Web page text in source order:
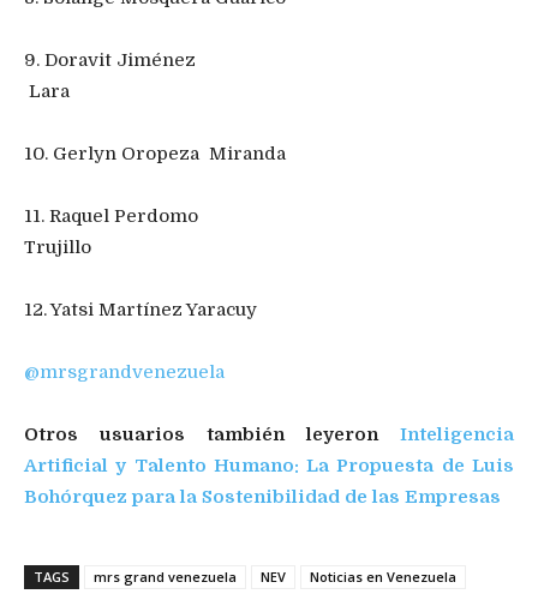
9. Doravit Jiménez
​ Lara
10. Gerlyn Oropeza ​ Miranda
11. Raquel Perdomo
Trujillo
12. Yatsi Martínez Yaracuy
@mrsgrandvenezuela
Otros usuarios también leyeron Inteligencia
Artificial y Talento Humano: La Propuesta de Luis
Bohórquez para la Sostenibilidad de las Empresas
TAGS mrs grand venezuela NEV Noticias en Venezuela